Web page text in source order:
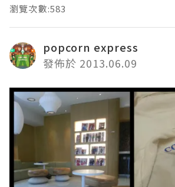
瀏覽次數:583
popcorn express
發佈於 2013.06.09